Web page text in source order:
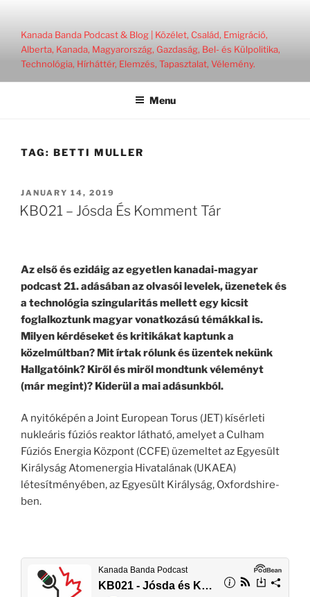
contentKanada Banda Podcast & Blog | Közélet, Család, Emigráció,
Alberta, Kanada, Magyarország, Gazdaság, Bel- és Külpolitika,
Technológia, Hírháttér, Elemzés, Tapasztalat, Vélemény.
Menu
TAG: BETTI MULLER
POSTED
ON
JANUARY 14, 2019
KB021 – Jósda És Komment Tár
Az első és ezidáig az egyetlen kanadai-magyar
podcast 21. adásában az olvasói levelek, üzenetek és
a technológia szingularitás mellett egy kicsit
foglalkoztunk magyar vonatkozású témákkal is.
Milyen kérdéseket és kritikákat kaptunk a
közelmúltban? Mit írtak rólunk és üzentek nekünk
Hallgatóink? Kiről és miről mondtunk véleményt
(már megint)? Kiderül a mai adásunkból.
A nyitóképén aJoint European Torus (JET) kísérleti
nukleáris fúziós reaktor látható, amelyet a Culham
Fúziós Energia Központ (CCFE) üzemeltet az Egyesült
Királyság Atomenergia Hivatalának (UKAEA)
létesítményében, az Egyesült Királyság, Oxfordshire-
ben.